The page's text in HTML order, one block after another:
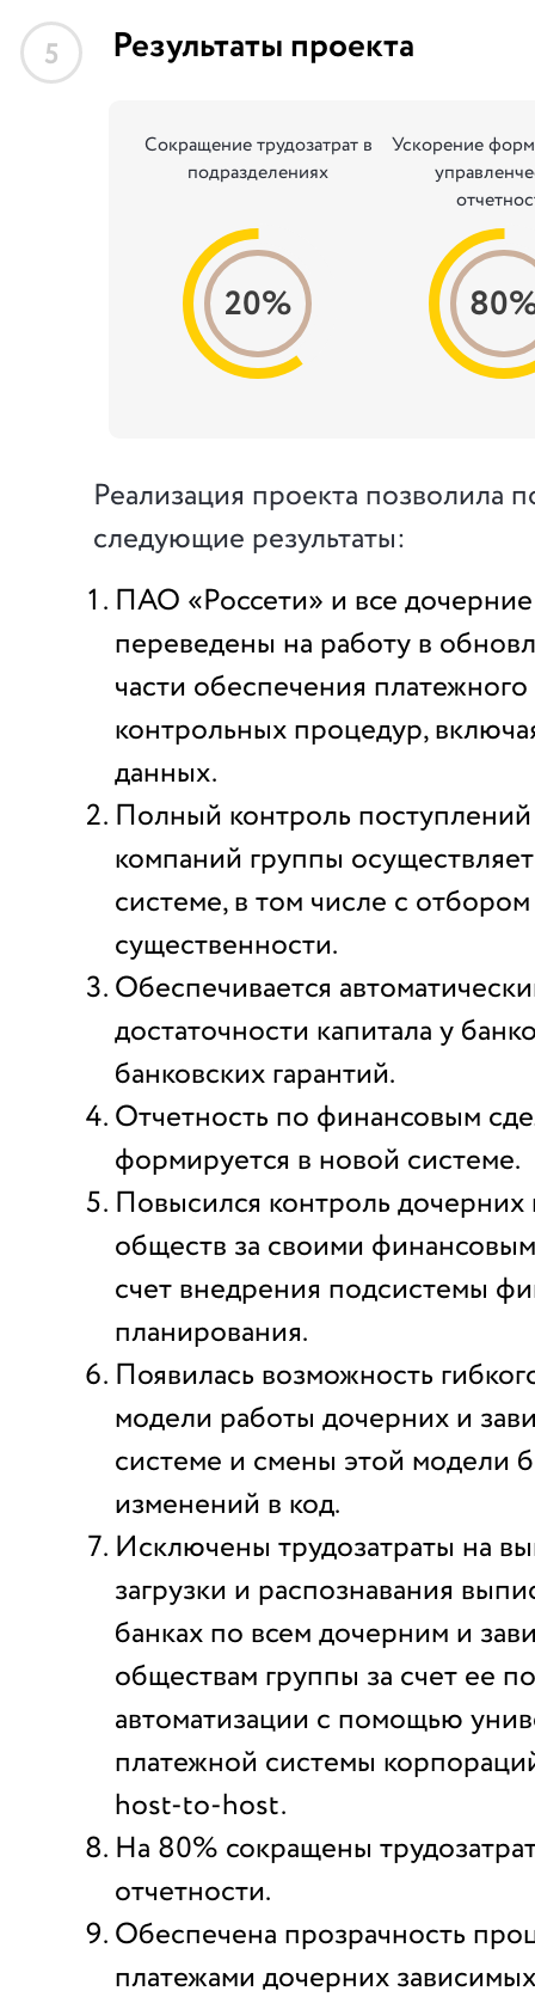
5 Результаты проекта
Сокращение трудозатрат в
подразделениях
20%
Ускорение
Реализация проекта позволила
следующие результаты:
ПАО «Россети» и все
переведены на работу в
части обеспечения
контрольных процедур,
данных.
Полный контроль
компаний группы
системе, в том числе с
существенности.
Обеспечивается
достаточности капитала у
банковских гарантий.
Отчетность по финансовым
формируется в новой системе.
Повысился контроль дочерних
обществ за своими
счет внедрения подсистемы
планирования.
Появилась возможность
модели работы дочерних и
системе и смены этой модели
изменений в код.
Исключены трудозатраты на
загрузки и распознавания
банках по всем дочерним и
обществам группы за счет ее
автоматизации с помощью
платежной системы
host-to-host.
На 80% сокращены
отчетности.
Обеспечена прозрачность
платежами дочерних